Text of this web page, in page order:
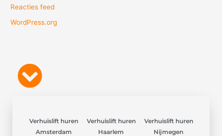
Reacties feed
WordPress.org
Verhuislift huren
Amsterdam
Verhuislift huren
Haarlem
Verhuislift huren
Nijmegen